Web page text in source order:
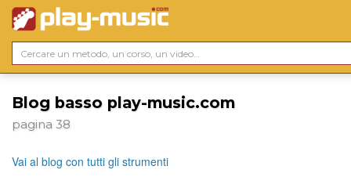
Blog basso play-music.com
pagina 38
Vai al blog con tutti gli strumenti